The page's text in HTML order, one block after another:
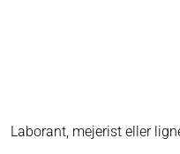
Laborant, mejerist eller